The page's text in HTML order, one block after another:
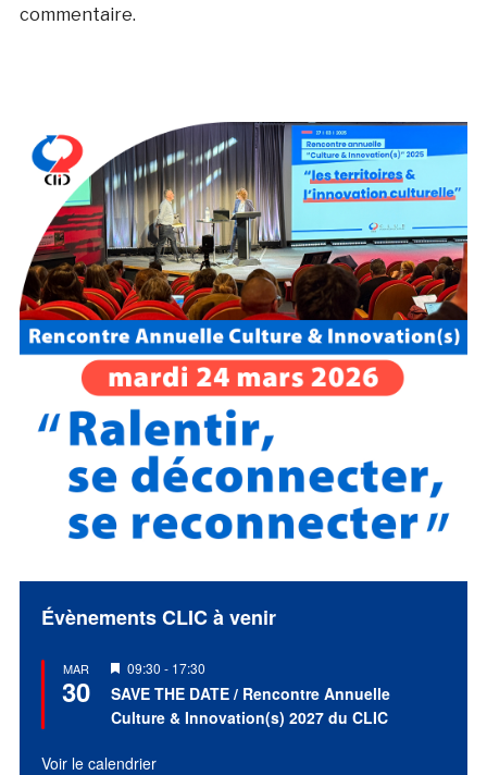
commentaire.
Évènements CLIC à venir
MAR
30
Mis
en
avant
09:30 - 17:30
SAVE THE DATE / Rencontre Annuelle
Culture & Innovation(s) 2027 du CLIC
Voir le calendrier